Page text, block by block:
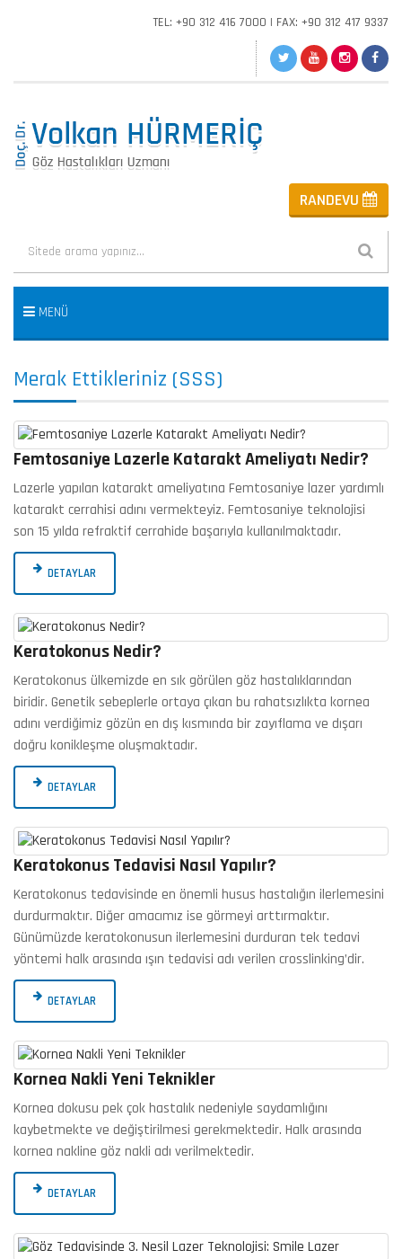
TEL: +90 312 416 7000 | FAX: +90 312 417 9337
RANDEVU
MENÜ
Merak Ettikleriniz (SSS)
Femtosaniye Lazerle Katarakt Ameliyatı Nedir?
Lazerle yapılan katarakt ameliyatına Femtosaniye lazer yardımlı
katarakt cerrahisi adını vermekteyiz. Femtosaniye teknolojisi
son 15 yılda refraktif cerrahide başarıyla kullanılmaktadır.
DETAYLAR
Keratokonus Nedir?
Keratokonus ülkemizde en sık görülen göz hastalıklarından
biridir. Genetik sebeplerle ortaya çıkan bu rahatsızlıkta kornea
adını verdiğimiz gözün en dış kısmında bir zayıflama ve dışarı
doğru konikleşme oluşmaktadır.
DETAYLAR
Keratokonus Tedavisi Nasıl Yapılır?
Keratokonus tedavisinde en önemli husus hastalığın ilerlemesini
durdurmaktır. Diğer amacımız ise görmeyi arttırmaktır.
Günümüzde keratokonusun ilerlemesini durduran tek tedavi
yöntemi halk arasında ışın tedavisi adı verilen crosslinking’dir.
DETAYLAR
Kornea Nakli Yeni Teknikler
Kornea dokusu pek çok hastalık nedeniyle saydamlığını
kaybetmekte ve değiştirilmesi gerekmektedir. Halk arasında
kornea nakline göz nakli adı verilmektedir.
DETAYLAR